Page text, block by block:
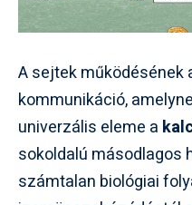
A sejtek működésének
kommunikáció,
univerzális eleme a
sokoldalú másodlagos
számtalan biológiai